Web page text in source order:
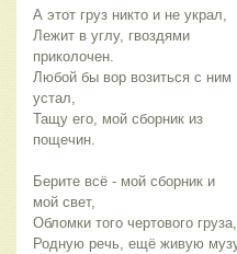
А этот груз никто и не украл,
Лежит в углу, гвоздями
приколочен.
Любой бы вор возиться с ним
устал,
Тащу его, мой сборник из
пощечин.
Берите всё - мой сборник и
мой свет,
Обломки того чертового груза,
Родную речь, ещё живую